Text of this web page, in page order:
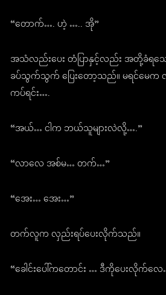
“တောက်…. ဟဲ့ ….. အို”
အသံလည်းပေး တံပြာနှင့်လည်း အတို့ခံရသေ
ခပ်သွက်သွက် ပြေးတော့သည်။ မရင်မေက
ကပ်ရင်း….
“အယ်… ငါက ဘယ်သူများလဲလို့….”
“လာလေ အစ်မ… တက်…”
“အေး… အေး…”
တက်လူက လှည်းရပ်ပေးလိုက်သည်။
“ခေါင်းပေါ်ကတောင်း … ဒီကိုပေးလိုက်လ